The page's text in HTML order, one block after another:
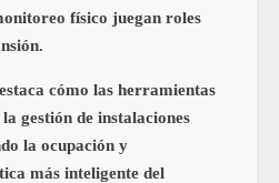
físico juegan roles
cómo las herramientas
gestión de instalaciones
la ocupación y
más inteligente del